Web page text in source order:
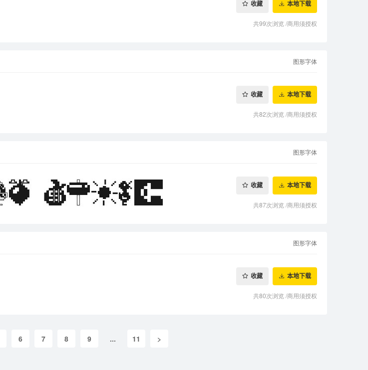
收藏 本地下载
共99次浏览/商用须授权
图形字体
收藏 本地下载
共82次浏览/商用须授权
图形字体
收藏 本地下载
共87次浏览/商用须授权
图形字体
收藏 本地下载
共80次浏览/商用须授权
6 7 8 9 ... 11 >